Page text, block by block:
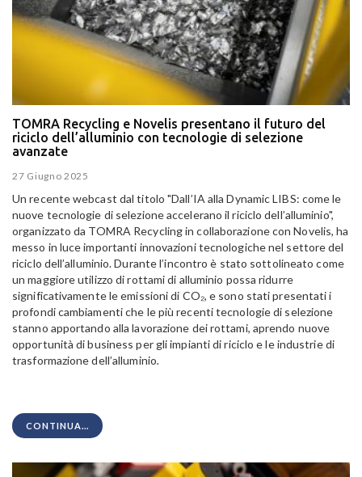
TOMRA Recycling e Novelis presentano il futuro del
riciclo dell’alluminio con tecnologie di selezione
avanzate
27 Giugno 2025
Un recente webcast dal titolo "Dall’IA alla Dynamic LIBS: come le
nuove tecnologie di selezione accelerano il riciclo dell’alluminio",
organizzato da TOMRA Recycling in collaborazione con Novelis, ha
messo in luce importanti innovazioni tecnologiche nel settore del
riciclo dell’alluminio. Durante l’incontro è stato sottolineato come
un maggiore utilizzo di rottami di alluminio possa ridurre
significativamente le emissioni di CO₂, e sono stati presentati i
profondi cambiamenti che le più recenti tecnologie di selezione
stanno apportando alla lavorazione dei rottami, aprendo nuove
opportunità di business per gli impianti di riciclo e le industrie di
trasformazione dell’alluminio.
CONTINUA...